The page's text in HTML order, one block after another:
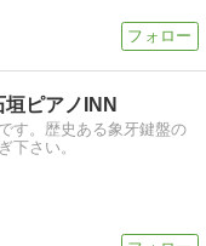
ピアノINN
す。歴史ある象牙鍵盤の
下さい。